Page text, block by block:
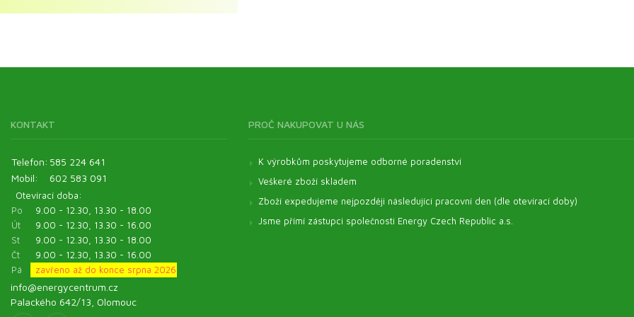
Aromaterapie
Výhodná balení pro zvířata
Zelené potraviny ve výhodném balení
KONTAKT
Telefon: 585 224 641
Mobil:
602 583 091
Otevírací doba:
Po
9.00 - 12.30, 13.30 - 18.00
Út
9.00 - 12.30, 13.30 - 16.00
St
9.00 - 12.30, 13.30 - 18.00
Čt
9.00 - 12.30, 13.30 - 16.00
Pá
zavřeno až do konce srpna 2026
info@energycentrum.cz
Palackého 642/13, Olomouc
PROČ NAKUPOVAT U NÁS
K výrobkům poskytujeme odborné poradenství
Veškeré zboží skladem
Zboží expedujeme nejpozději následující pracovní den (dle otevírací doby)
Jsme přímí zástupci společnosti Energy Czech Republic a.s.